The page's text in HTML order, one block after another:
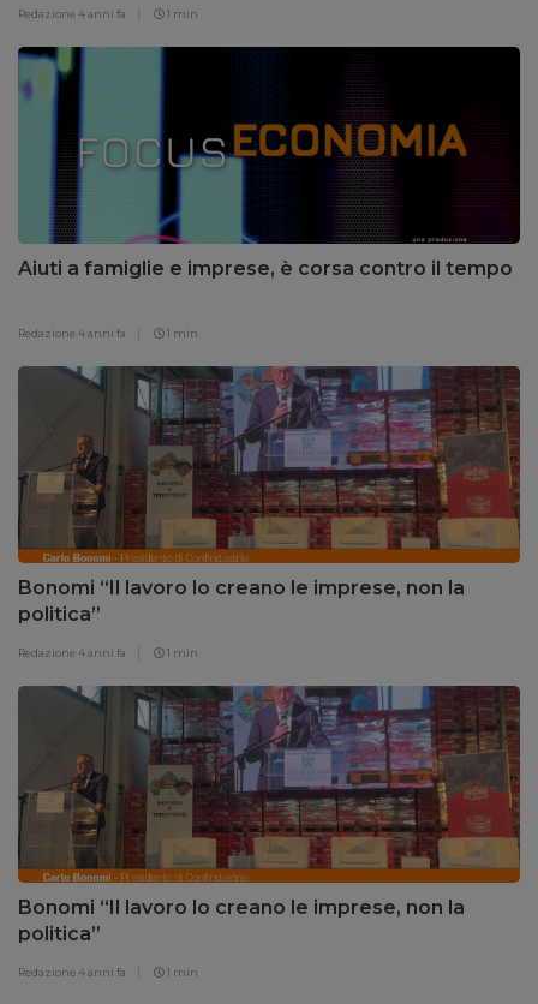
Redazione 4 anni fa 1 min
Aiuti a famiglie e imprese, è corsa contro il tempo
Redazione 4 anni fa 1 min
Bonomi “Il lavoro lo creano le imprese, non la
politica”
Redazione 4 anni fa 1 min
Bonomi “Il lavoro lo creano le imprese, non la
politica”
Redazione 4 anni fa 1 min